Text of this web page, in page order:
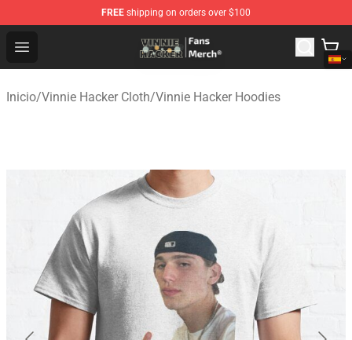
FREE shipping on orders over $100
Open menu
Vinnie Hacker Store - Official Vinnie Hacker Merchandise
Inicio/Vinnie Hacker Cloth/Vinnie Hacker Hoodies